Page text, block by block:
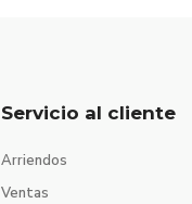
Servicio al cliente
Arriendos
Ventas